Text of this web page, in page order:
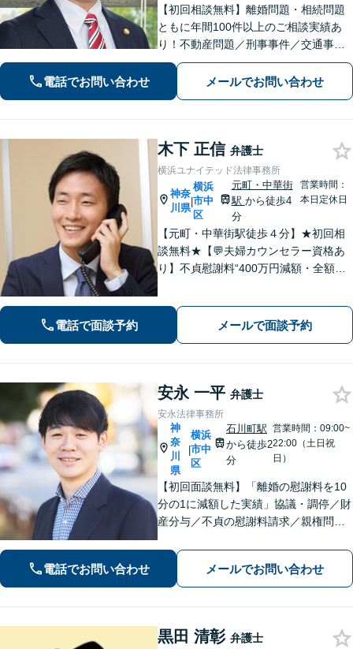
【初回相談無料】離婚問題・相続問題
ともに年間100件以上のご相談実績あ
り！不動産問題／刑事事件／交通事故
／借金問題／労働問題／債権回収にも
注力。これまで培ったノウハウを最大
限に活かし、最善の解決へ尽力します
電話でお問い合わせ メールでお問い合わせ
木下 正信 弁護士
横浜ユナイテッド法律事務所
神奈
川県
|
横浜
市中
区
元町・中華街
駅 から徒歩4
分
営業時間：
本日定休日
【元町・中華街駅徒歩４分】★初回相
談無料★【💬夫婦カウンセラー資格あ
り】不貞慰謝料“400万円減額・全額免
くりお聞きします【LINE・メール24時
間受付中】
電話で面談予約 メールで面談予約
安永 一平 弁護士
安永法律事務所
神
奈
川
県
|
横浜
市中
区
石川町駅
から徒歩2
分
営業時間：09:00~
22:00（土日祝
日）
【初回面談無料】「離婚の慰謝料を10
分の1に減額した実績」協議・調停／財
産分与／不貞の慰謝料請求／親権問題
ーの顧問経験豊富」土地・建物の明渡
しや賃料回収など幅広くサポート【夜
間・休日面談可】【電話相談対応】
電話でお問い合わせ メールでお問い合わせ
黒田 清彰 弁護士